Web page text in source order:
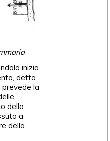
inizia
detto
la
dello
a
della